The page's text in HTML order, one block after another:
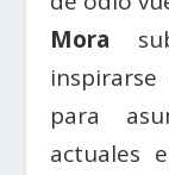
Mora
para
actuales